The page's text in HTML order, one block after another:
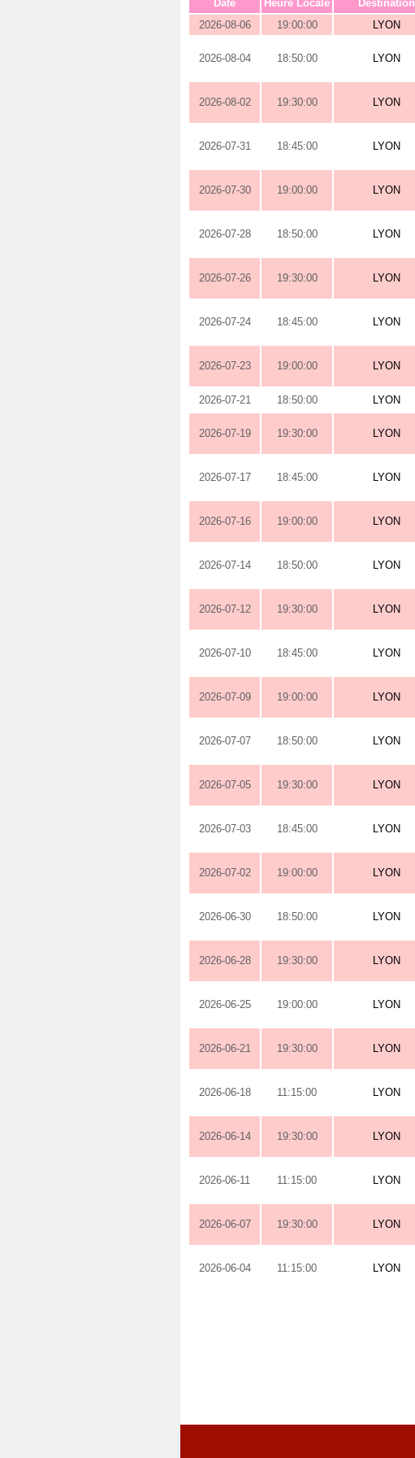
Date Heure Locale Destination
2026-08-06
19:00:00 LYON
2026-08-04 18:50:00 LYON
2026-08-02 19:30:00 LYON
2026-07-31 18:45:00 LYON
2026-07-30 19:00:00 LYON
2026-07-28 18:50:00 LYON
2026-07-26 19:30:00 LYON
2026-07-24 18:45:00 LYON
2026-07-23 19:00:00 LYON
2026-07-21 18:50:00 LYON
2026-07-19 19:30:00 LYON
2026-07-17 18:45:00 LYON
2026-07-16 19:00:00 LYON
2026-07-14 18:50:00 LYON
2026-07-12 19:30:00 LYON
2026-07-10 18:45:00 LYON
2026-07-09 19:00:00 LYON
2026-07-07 18:50:00 LYON
2026-07-05 19:30:00 LYON
2026-07-03 18:45:00 LYON
2026-07-02 19:00:00 LYON
2026-06-30 18:50:00 LYON
2026-06-28 19:30:00 LYON
2026-06-25 19:00:00 LYON
2026-06-21 19:30:00 LYON
2026-06-18 11:15:00 LYON
2026-06-14 19:30:00 LYON
2026-06-11 11:15:00 LYON
2026-06-07 19:30:00 LYON
2026-06-04 11:15:00 LYON